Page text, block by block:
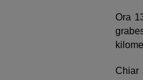
Ora
Chiar